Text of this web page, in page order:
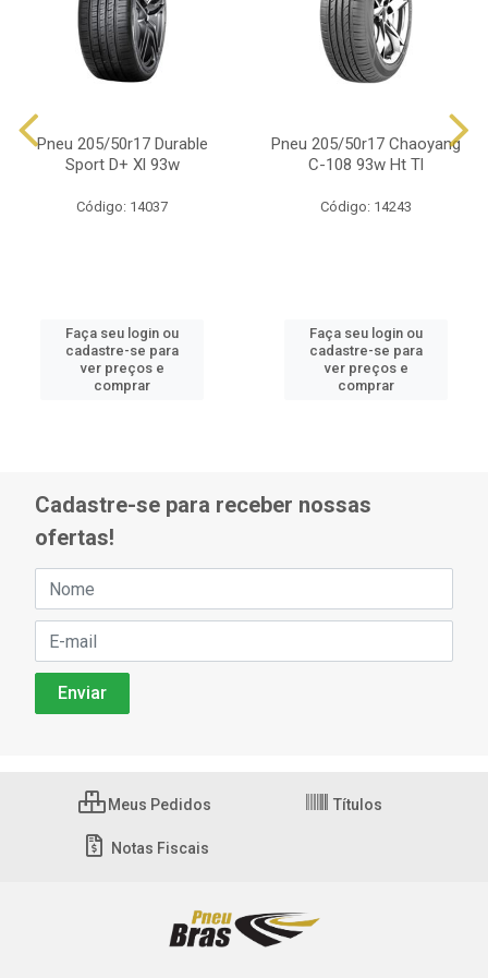
Pneu 205/50r17 Durable
Sport D+ Xl 93w
Código: 14037
Faça seu login ou
cadastre-se para
ver preços e
comprar
Pneu 205/50r17 Chaoyang
C-108 93w Ht Tl
Código: 14243
Faça seu login ou
cadastre-se para
ver preços e
comprar
Cadastre-se para receber nossas
ofertas!
Meus Pedidos Títulos
Notas Fiscais